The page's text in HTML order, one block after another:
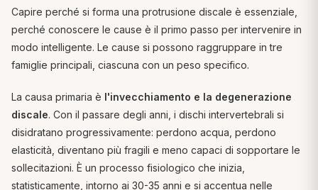
Capire perché si forma una protrusione discale è essenziale,
perché conoscere le cause è il primo passo per intervenire in
modo intelligente. Le cause si possono raggruppare in tre
famiglie principali, ciascuna con un peso specifico.
La causa primaria è l'invecchiamento e la degenerazione
discale. Con il passare degli anni, i dischi intervertebrali si
disidratano progressivamente: perdono acqua, perdono
elasticità, diventano più fragili e meno capaci di sopportare le
sollecitazioni. È un processo fisiologico che inizia,
statisticamente, intorno ai 30-35 anni e si accentua nelle